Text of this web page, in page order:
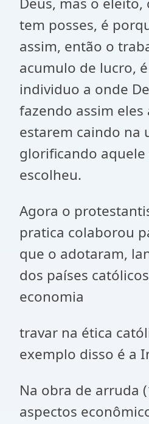
tem posses, é
assim, então o
acumulo de lucro,
individuo a onde
fazendo assim
estarem caindo na
glorificando aquele
escolheu.
Agora o
pratica colaborou
que o adotaram,
dos países
economia
travar na ética
exemplo disso é a
Na obra de arruda
aspectos